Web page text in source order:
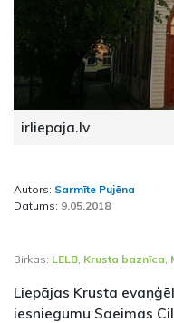
irliepaja.lv
Autors: Sarmīte Pujēna
Datums: 9.05.2018
Birkas: LELB Krusta baznīca
Liepājas Krusta
iesniegumu Saeimas